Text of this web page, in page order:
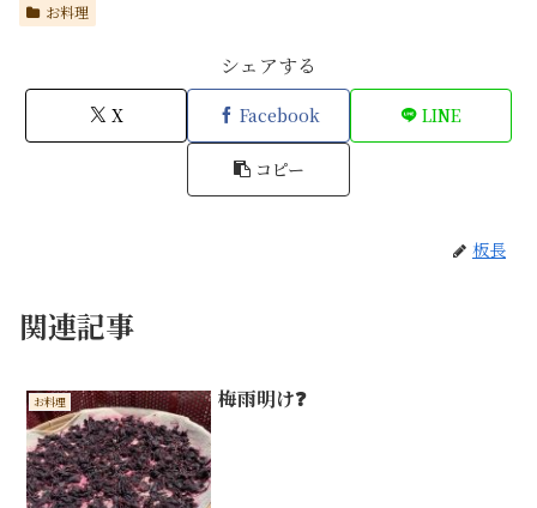
お料理
シェアする
X Facebook LINE
コピー
板長
関連記事
お料理 梅雨明け❓